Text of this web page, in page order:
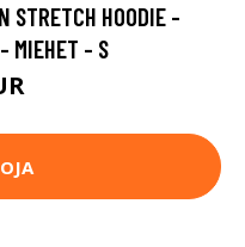
STRETCH HOODIE -
MIEHET - S